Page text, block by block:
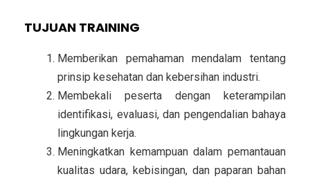
TUJUAN TRAINING
Memberikan pemahaman mendalam tentang
prinsip kesehatan dan kebersihan industri.
Membekali peserta dengan keterampilan
identifikasi, evaluasi, dan pengendalian bahaya
lingkungan kerja.
Meningkatkan kemampuan dalam pemantauan
kualitas udara, kebisingan, dan paparan bahan